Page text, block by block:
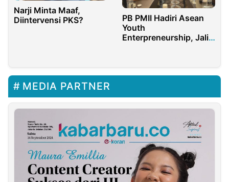
Narji Minta Maaf,
Diintervensi PKS?
PB PMII Hadiri Asean
Youth
Enterpreneurship, Jalin
MEDIA PARTNER